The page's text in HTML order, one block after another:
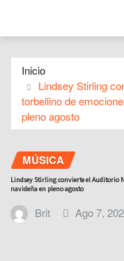
Inicio
Lindsey Stirling
torbellino de
pleno agosto
MÚSICA
Lindsey Stirling convierte el Auditorio
navideña en pleno agosto
Brit Ago 7,